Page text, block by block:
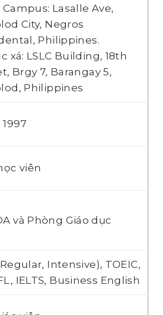
Campus: Lasalle Ave,
City, Negros
Philippines.
xá: LSLC Building, 18th
Brgy 7, Barangay 5,
Philippines
viên
và Phòng Giáo dục
Intensive), TOEIC,
IELTS, Business English